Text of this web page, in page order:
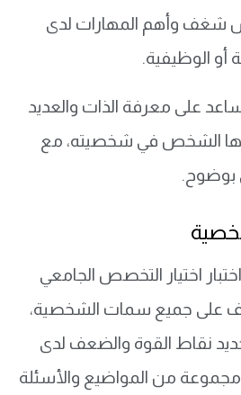
شغف وأهم المهارات لدى
أو الوظيفية.
على معرفة الذات والعديد
الشخص في شخصيته، مع
بوضوح.
اختيار التخصص الجامعي
على جميع سمات الشخصية،
نقاط القوة والضعف لدى
من المواضيع والأسئلة